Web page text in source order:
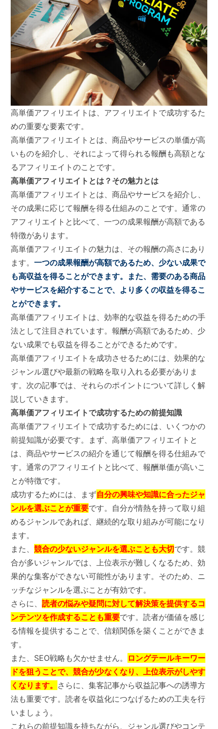
高単価アフィリエイトは、アフィリエイトで成功するた
めの重要な要素です。
高単価アフィリエイトとは、商品やサービスの単価が高
いものを紹介し、それによって得られる報酬も高額とな
るアフィリエイトのことです。
高単価アフィリエイトとは？その魅力とは
高単価アフィリエイトとは、商品やサービスを紹介し、
その成果に応じて報酬を得る仕組みのことです。通常の
アフィリエイトと比べて、一つの成果報酬が高額である
特徴があります。
高単価アフィリエイトの魅力は、その報酬の高さにあり
ます。一つの成果報酬が高額であるため、少ない成果で
も高収益を得ることができます。また、需要のある商品
やサービスを紹介することで、より多くの収益を得るこ
とができます。
高単価アフィリエイトは、効率的な収益を得るための手
法として注目されています。報酬が高額であるため、少
ない成果でも収益を得ることができるためです。
高単価アフィリエイトを成功させるためには、効果的な
ジャンル選びや最新の戦略を取り入れる必要がありま
す。次の記事では、それらのポイントについて詳しく解
説していきます。
高単価アフィリエイトで成功するための前提知識
高単価アフィリエイトで成功するためには、いくつかの
前提知識が必要です。まず、高単価アフィリエイトと
は、商品やサービスの紹介を通じて報酬を得る仕組みで
す。通常のアフィリエイトと比べて、報酬単価が高いこ
とが特徴です。
成功するためには、まず自分の興味や知識に合ったジャ
ンルを選ぶことが重要です。自分が情熱を持って取り組
めるジャンルであれば、継続的な取り組みが可能になり
ます。
また、競合の少ないジャンルを選ぶことも大切です。競
合が多いジャンルでは、上位表示が難しくなるため、効
果的な集客ができない可能性があります。そのため、ニ
ッチなジャンルを選ぶことが有効です。
さらに、読者の悩みや疑問に対して解決策を提供するコ
ンテンツを作成することも重要です。読者が価値を感じ
る情報を提供することで、信頼関係を築くことができま
す。
また、SEO戦略も欠かせません。
ロングテールキーワー
ドを狙うことで、競合が少なくなり、上位表示がしやす
くなります。 さらに、集客記事から収益記事への誘導方
法も重要です。読者を収益化につなげるための工夫を行
いましょう。
これらの前提知識を持ちながら、ジャンル選びやコンテ